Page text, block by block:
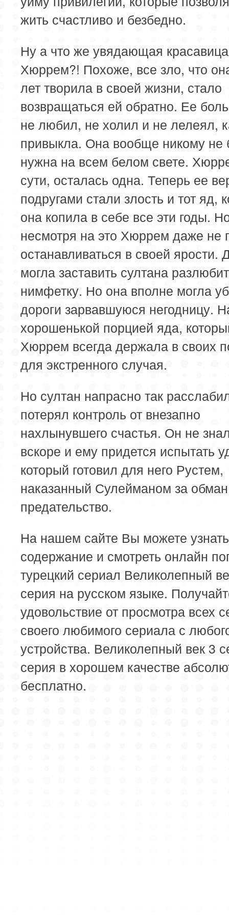
жить счастливо и безбедно.
Ну а что же увядающая красавица
Хюррем?! Похоже, все зло, что
лет творила в своей жизни, стало
возвращаться ей обратно. Ее
не любил, не холил и не лелеял,
привыкла. Она вообще никому не
нужна на всем белом свете.
сути, осталась одна. Теперь ее
подругами стали злость и тот яд,
она копила в себе все эти годы.
несмотря на это Хюррем даже не
останавливаться в своей ярости.
могла заставить султана
нимфетку. Но она вполне могла
дороги зарвавшуюся негодницу.
хорошенькой порцией яда,
Хюррем всегда держала в своих
для экстренного случая.
Но султан напрасно так
потерял контроль от внезапно
нахлынувшего счастья. Он не
вскоре и ему придется испытать
который готовил для него Рустем,
наказанный Сулейманом за
предательство.
На нашем сайте Вы можете узнать
содержание и смотреть онлайн
турецкий сериал Великолепный
серия на русском языке.
удовольствие от просмотра всех
своего любимого сериала с
устройства. Великолепный век 3
серия в хорошем качестве
бесплатно.